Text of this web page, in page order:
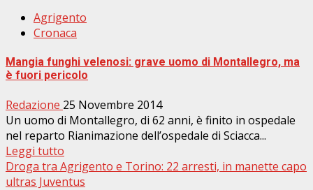
Agrigento
Cronaca
Mangia funghi velenosi: grave uomo di Montallegro, ma
è fuori pericolo
Redazione 25 Novembre 2014
Un uomo di Montallegro, di 62 anni, è finito in ospedale
nel reparto Rianimazione dell’ospedale di Sciacca...
Leggi tutto
Droga tra Agrigento e Torino: 22 arresti, in manette capo
ultras Juventus